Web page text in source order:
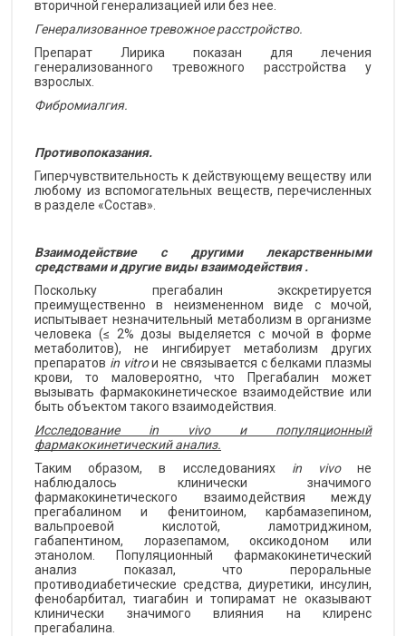
вторичной генерализацией или без нее.
Генерализованное тревожное расстройство.
Препарат Лирика показан для лечения
генерализованного тревожного расстройства у
взрослых.
Фибромиалгия.
Противопоказания.
Гиперчувствительность к действующему веществу или
любому из вспомогательных веществ, перечисленных
в разделе «Состав».
Взаимодействие с другими лекарственными
средствами и другие виды взаимодействия.
Поскольку прегабалин экскретируется
преимущественно в неизмененном виде с мочой,
испытывает незначительный метаболизм в организме
человека (≤ 2% дозы выделяется с мочой в форме
метаболитов), не ингибирует метаболизм других
препаратов in vitroи не связывается с белками плазмы
крови, то маловероятно, что Прегабалин может
вызывать фармакокинетическое взаимодействие или
быть объектом такого взаимодействия.
Исследование in vivo и популяционный
фармакокинетический анализ.
Таким образом, в исследованиях in vivoне
наблюдалось клинически значимого
фармакокинетического взаимодействия между
прегабалином и фенитоином, карбамазепином,
вальпроевой кислотой, ламотриджином,
габапентином, лоразепамом, оксикодоном или
этанолом. Популяционный фармакокинетический
анализ показал, что пероральные
противодиабетические средства, диуретики, инсулин,
фенобарбитал, тиагабин и топирамат не оказывают
клинически значимого влияния на клиренс
прегабалина.